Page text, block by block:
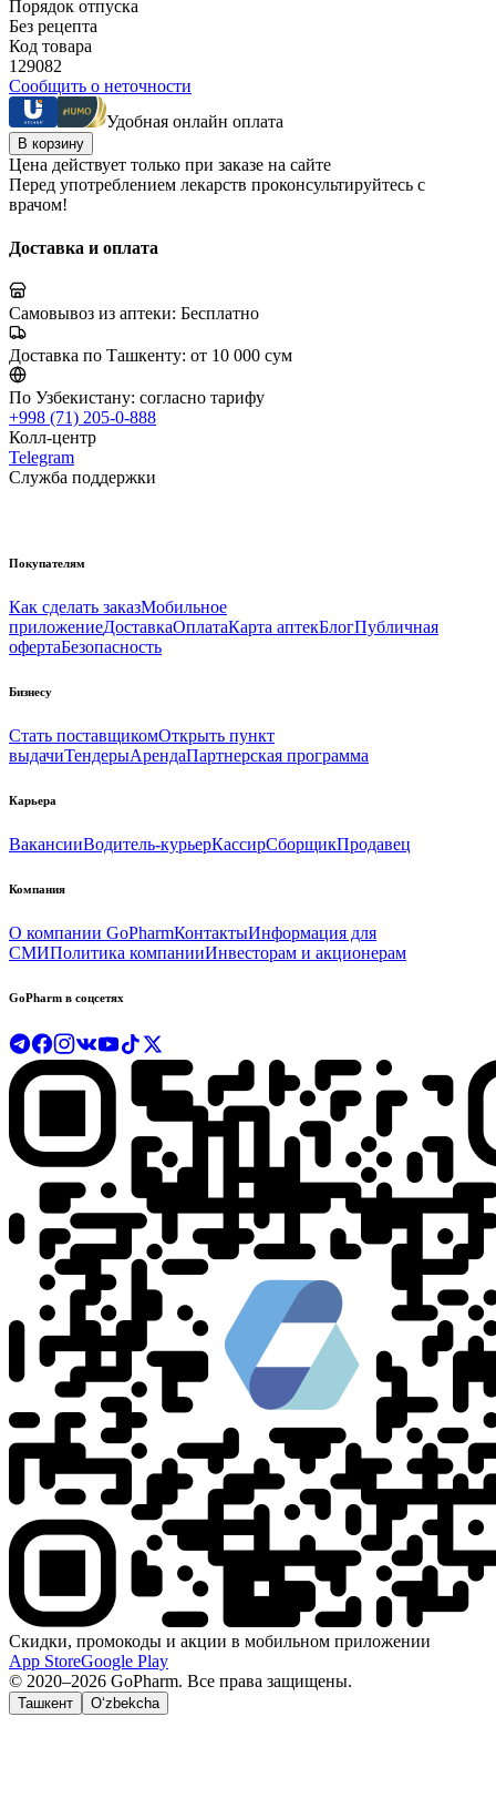
Порядок отпуска
Без рецепта
Код товара
129082
Сообщить о неточности
Удобная онлайн оплата
В корзину
Цена действует только при заказе на сайте
Перед употреблением лекарств проконсультируйтесь с
врачом!
Доставка и оплата
Самовывоз из аптеки: Бесплатно
Доставка по Ташкенту: от 10 000 сум
По Узбекистану: согласно тарифу
+998 (71) 205-0-888
Колл-центр
Telegram
Служба поддержки
Покупателям
Как сделать заказМобильное
приложениеДоставкаОплатаКарта аптекБлогПубличная
офертаБезопасность
Бизнесу
Стать поставщикомОткрыть пункт
выдачиТендерыАрендаПартнерская программа
Карьера
ВакансииВодитель-курьерКассирСборщикПродавец
Компания
О компании GoPharmКонтактыИнформация для
СМИПолитика компанииИнвесторам и акционерам
GoPharm в соцсетях
Скидки, промокоды и акции в мобильном приложении
App StoreGoogle Play
© 2020–2026 GoPharm. Все права защищены.
Ташкент O‘zbekcha